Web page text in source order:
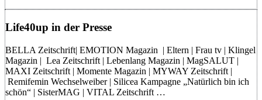
Life40up in der Presse
BELLA Zeitschrift| EMOTION Magazin | Eltern | Frau tv | Klingel
Magazin | Lea Zeitschrift | Lebenlang Magazin | MagSALUT |
MAXI Zeitschrift | Momente Magazin | MYWAY Zeitschrift |
Remifemin Wechselweiber | Silicea Kampagne „Natürlich bin ich
schön“ | SisterMAG | VITAL Zeitschrift …